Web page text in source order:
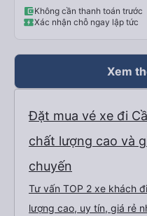
đặt trước. Bài học rút ra - hãy
bạn không còn buồn ngủ.
Không cần thanh toán trước
Xác nhận chỗ ngay lập tức
Xem
Đặt mua vé xe đi
chất lượng cao và
chuyến
Tư vấn TOP 2 xe khách
lượng cao, uy tín, giá rẻ